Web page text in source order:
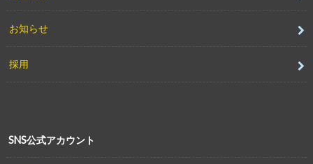
お知らせ
採用
SNS公式アカウント